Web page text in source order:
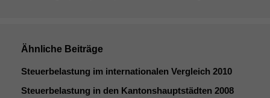
Ähnliche Beiträge
Steuerbelastung im internationalen Vergleich 2010
Steuerbelastung in den Kantonshauptstädten 2008